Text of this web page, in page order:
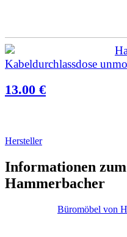
Kabeldurchlassdose
13.00 €
Hersteller
Informationen
Hammerbacher
Büromöbel von